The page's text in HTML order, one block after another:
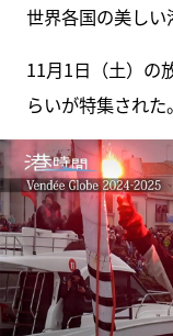
世界各国の美し
11月1日（土）の
らいが特集された。